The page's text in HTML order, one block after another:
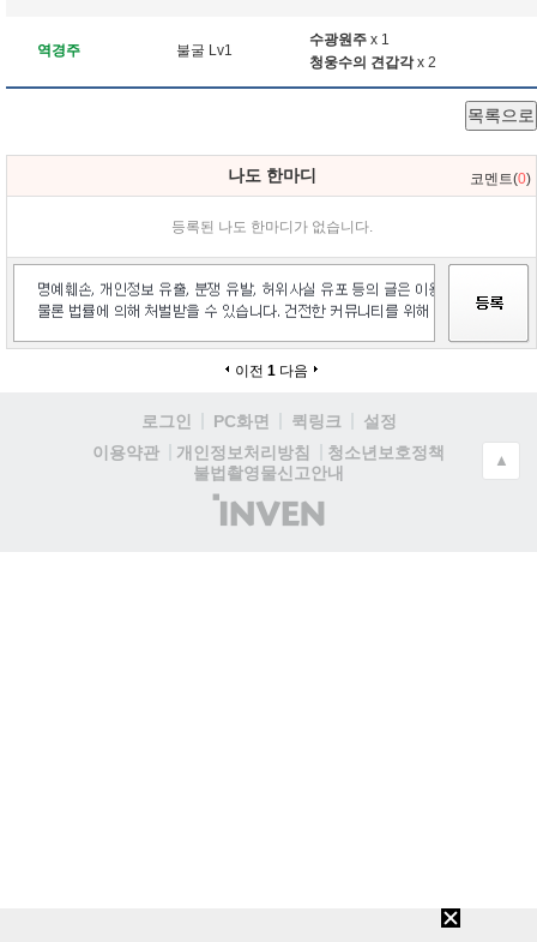
역경주 불굴 Lv1
수광원주 x 1
청웅수의 견갑각x 2
목록으로
나도 한마디 코멘트(0)
등록된 나도 한마디가 없습니다.
이전 1 다음
로그인 PC화면 퀵링크
설정
이용약관
개인정보처리방침
청소년보호정책
불법촬영물신고안내
(주)
인
▲